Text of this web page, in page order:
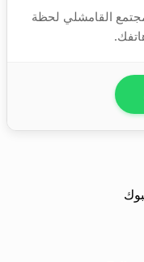
مجتمع القامشلي لحظة